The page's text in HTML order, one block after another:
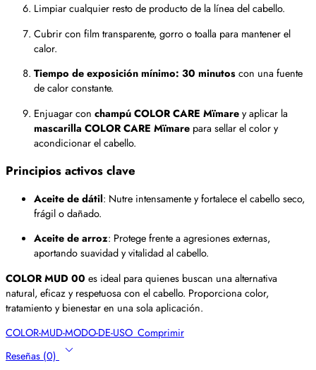
Limpiar cualquier resto de producto de la línea del cabello.
Cubrir con film transparente, gorro o toalla para mantener el
calor.
Tiempo de exposición mínimo: 30 minutoscon una fuente
de calor constante.
Enjuagar con champú COLOR CARE Mïmarey aplicar la
mascarilla COLOR CARE Mïmare para sellar el color y
acondicionar el cabello.
Principios activos clave
Aceite de dátil: Nutre intensamente y fortalece el cabello seco,
frágil o dañado.
Aceite de arroz: Protege frente a agresiones externas,
aportando suavidad y vitalidad al cabello.
COLOR MUD 00 es ideal para quienes buscan una alternativa
natural, eficaz y respetuosa con el cabello. Proporciona color,
tratamiento y bienestar en una sola aplicación.
COLOR-MUD-MODO-DE-USO_Comprimir
Reseñas (0)